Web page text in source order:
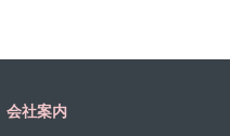
会社案内